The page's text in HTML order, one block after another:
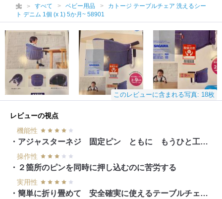
すべて ベビー用品
カトージ テーブルチェア 洗えるシー
ト デニム 1個 (x 1) 5か月~ 58901
このレビューに含まれる写真: 18枚
レビューの視点
機能性
・アジャスターネジ 固定ピン ともに もうひと工夫欲しかった
操作性
・２箇所のピンを同時に押し込むのに苦労する
実用性
・簡単に折り畳めて 安全確実に使えるテーブルチェア それが欲しい